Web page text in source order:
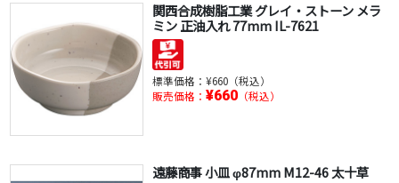
関西合成樹脂工業 グレイ・ストーン メラ
ミン 正油入れ 77mm IL-7621
標準価格： ¥660（税込）
販売価格： ¥660（税込）
遠藤商事 小皿 φ87mm M12-46 太十草